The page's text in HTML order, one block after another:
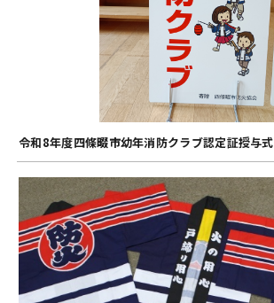
令和8年度四條畷市幼年消防クラブ認定証授与式